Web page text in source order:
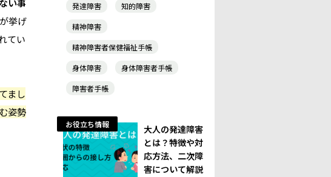
い事
挙げ
てい
まし
姿勢
発達障害
知的障害
精神障害
精神障害者保健福祉手帳
身体障害
身体障害者手帳
障害者手帳
お役立ち情報
大人の発達障害
とは？特徴や対
応方法、二次障
害について解説